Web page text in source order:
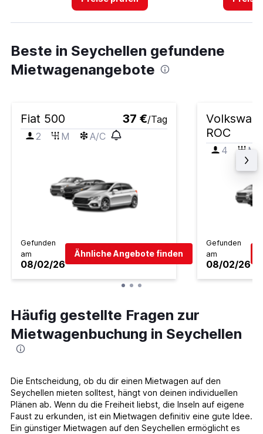
Beste in Seychellen gefundene
Mietwagenangebote
Fiat 500 37 €/Tag
2
M A/C
Gefunden
am
08/02/26
Ähnliche Angebote finden
ROC
4 M
Gefunden
am
08/02/26
Häufig gestellte Fragen zur
Mietwagenbuchung in Seychellen
Die Entscheidung, ob du dir einen Mietwagen auf den
Seychellen mieten solltest, hängt von deinen individuellen
Plänen ab. Wenn du die Freiheit liebst, die Inseln auf eigene
Faust zu erkunden, ist ein Mietwagen definitiv eine gute Idee.
Ein günstiger Mietwagen auf den Seychellen ermöglicht es